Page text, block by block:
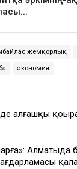
жемқорлық
экономия
алғашқы
Алматыда